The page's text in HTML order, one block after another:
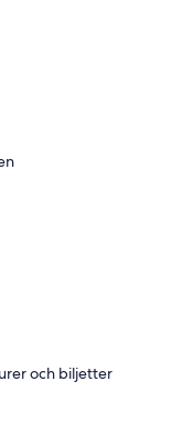
och biljetter